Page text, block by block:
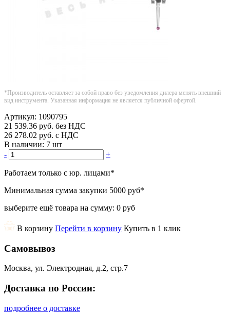
*Производитель оставляет за собой право без уведомления дилера менять внешний
вид инструмента. Указанная информация не является публичной офертой.
Артикул: 1090795
21 539.36 руб. без НДС
26 278.02 руб. с НДС
В наличии: 7 шт
-
+
Работаем только с юр. лицами*
Минимальная сумма закупки 5000 руб*
выберите ещё товара на сумму: 0 руб
В корзину Перейти в корзину Купить в 1 клик
Самовывоз
Москва, ул. Электродная, д.2, стр.7
Доставка по России:
подробнее о доставке